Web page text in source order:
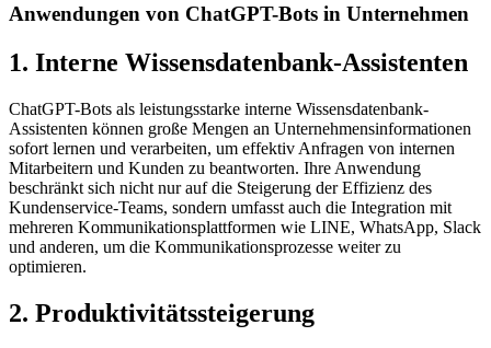
Anwendungen von ChatGPT-Bots in Unternehmen
1. Interne Wissensdatenbank-Assistenten
ChatGPT-Bots als leistungsstarke interne Wissensdatenbank-
Assistenten können große Mengen an Unternehmensinformationen
sofort lernen und verarbeiten, um effektiv Anfragen von internen
Mitarbeitern und Kunden zu beantworten. Ihre Anwendung
beschränkt sich nicht nur auf die Steigerung der Effizienz des
Kundenservice-Teams, sondern umfasst auch die Integration mit
mehreren Kommunikationsplattformen wie LINE, WhatsApp, Slack
und anderen, um die Kommunikationsprozesse weiter zu
optimieren.
2. Produktivitätssteigerung